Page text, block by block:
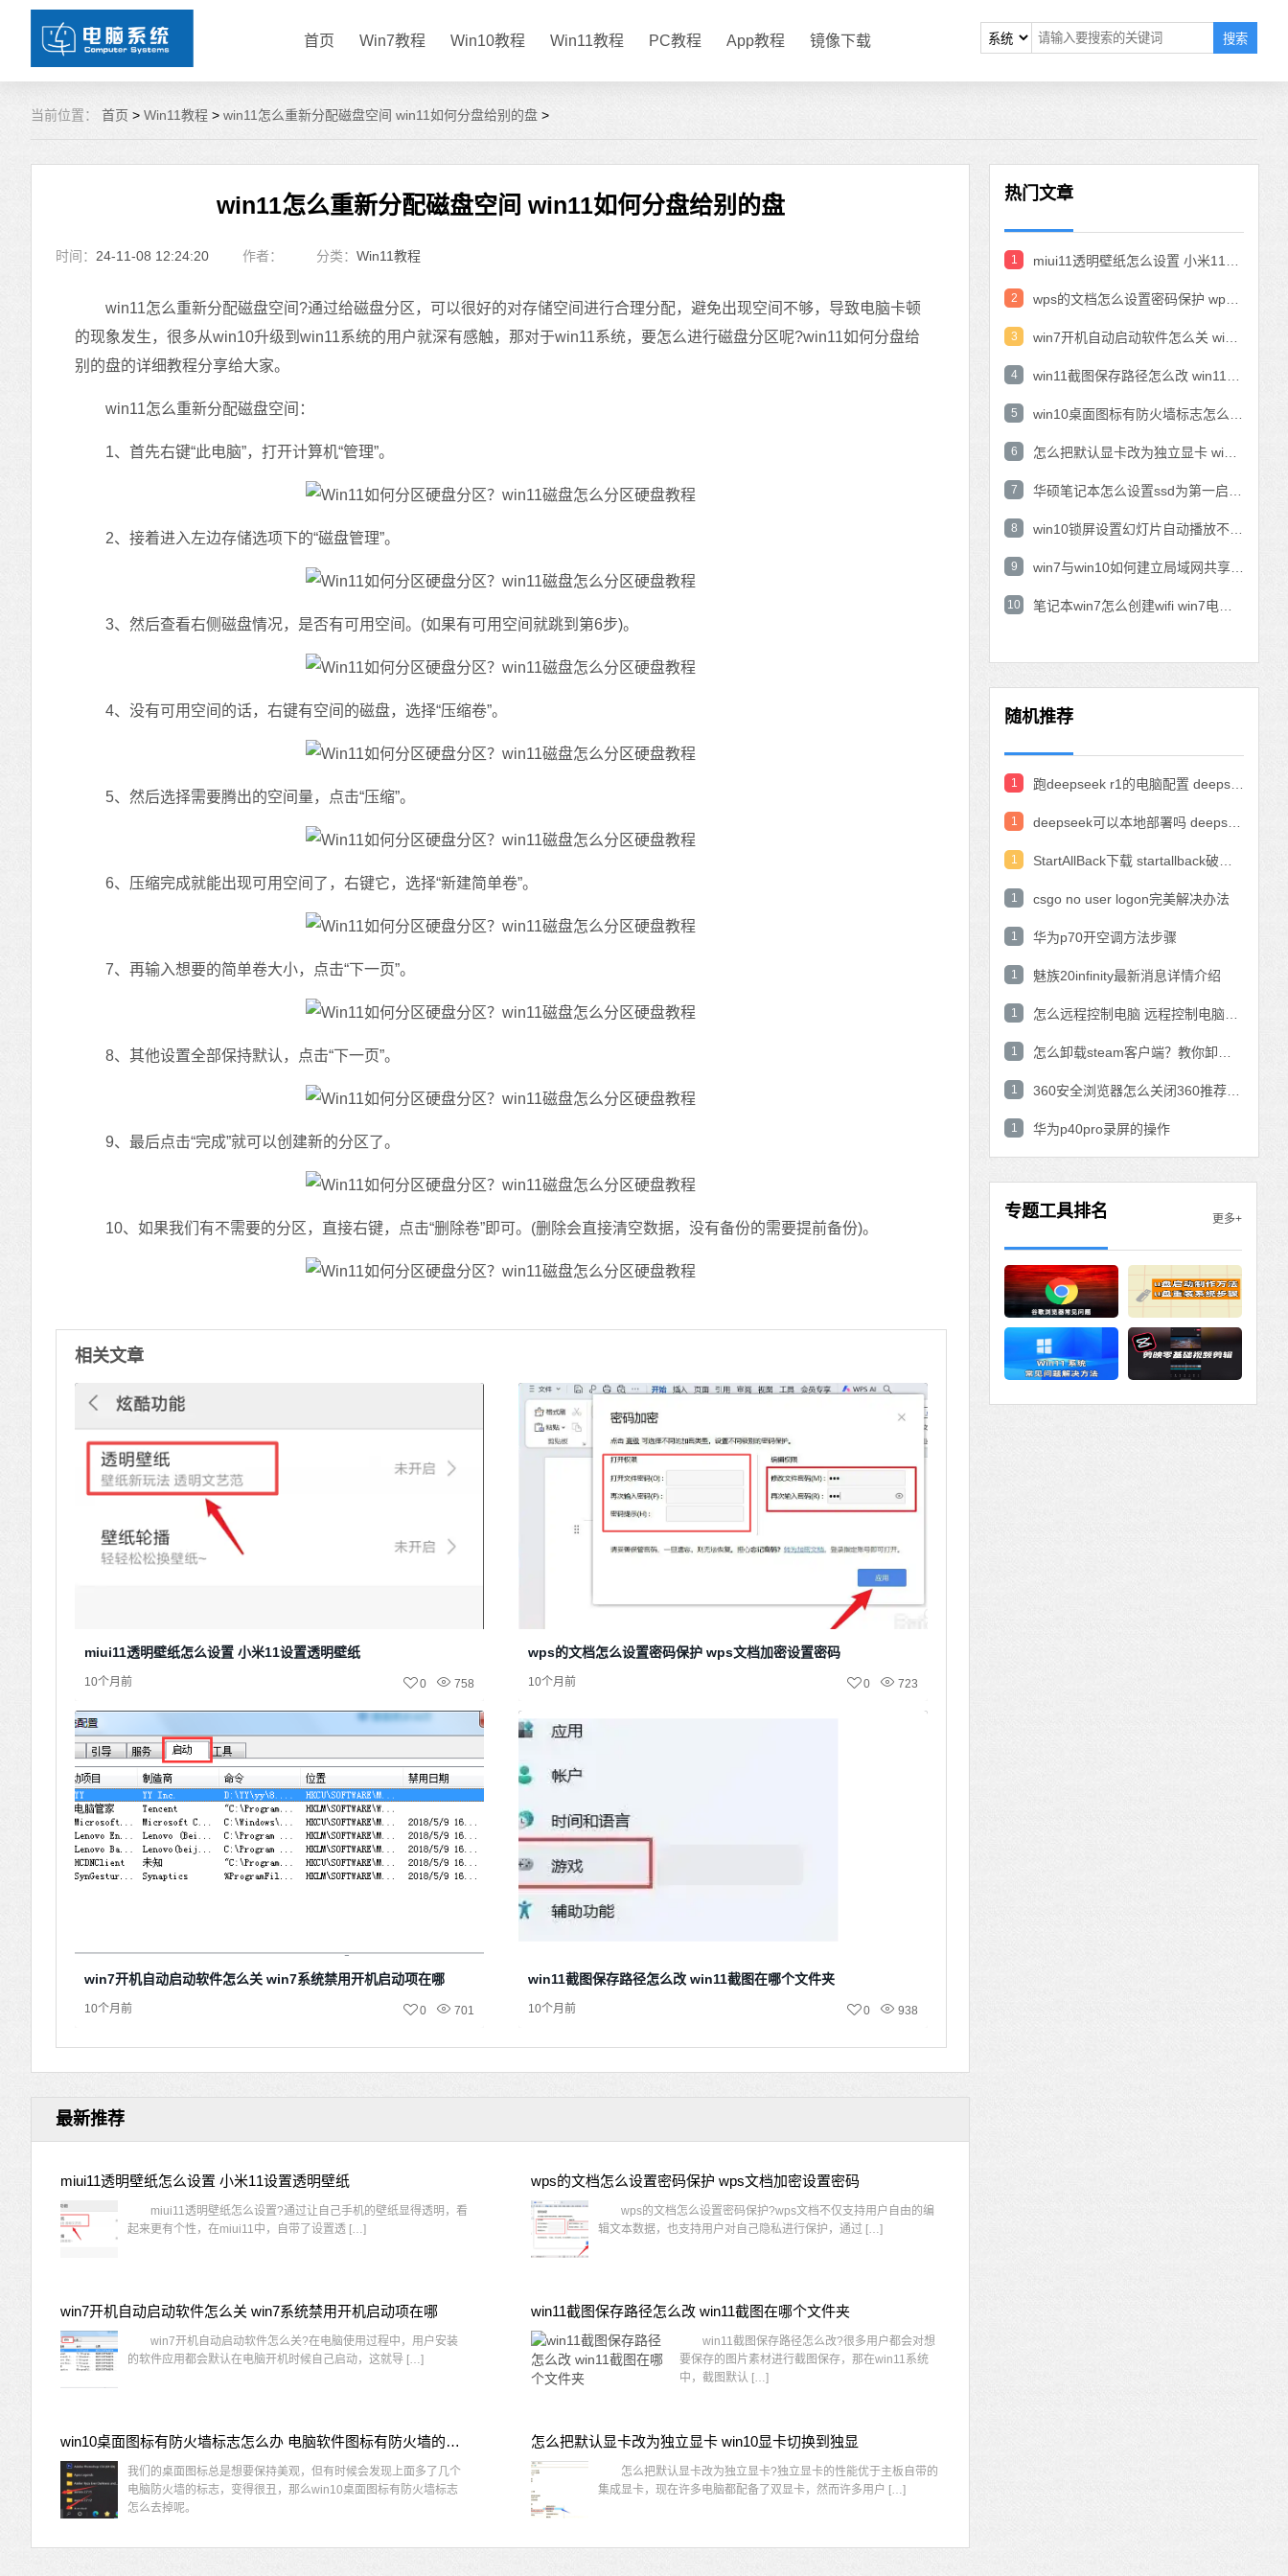
首页 Win7教程 Win10教程 Win11教程 PC教程 App教程 镜像下载 搜索
当前位置： 首页 > Win11教程 > win11怎么重新分配磁盘空间 win11如何分盘给别的盘 >
win11怎么重新分配磁盘空间 win11如何分盘给别的盘
时间： 24-11-08 12:24:20 作者： 分类： Win11教程
win11怎么重新分配磁盘空间?通过给磁盘分区，可以很好的对存储空间进行合理分配，避免出现空间不够，导致电脑卡顿
的现象发生，很多从win10升级到win11系统的用户就深有感触，那对于win11系统，要怎么进行磁盘分区呢?win11如何分盘给
别的盘的详细教程分享给大家。
win11怎么重新分配磁盘空间：
1、首先右键“此电脑”，打开计算机“管理”。
2、接着进入左边存储选项下的“磁盘管理”。
3、然后查看右侧磁盘情况，是否有可用空间。(如果有可用空间就跳到第6步)。
4、没有可用空间的话，右键有空间的磁盘，选择“压缩卷”。
5、然后选择需要腾出的空间量，点击“压缩”。
6、压缩完成就能出现可用空间了，右键它，选择“新建简单卷”。
7、再输入想要的简单卷大小，点击“下一页”。
8、其他设置全部保持默认，点击“下一页”。
9、最后点击“完成”就可以创建新的分区了。
10、如果我们有不需要的分区，直接右键，点击“删除卷”即可。(删除会直接清空数据，没有备份的需要提前备份)。
相关文章
miui11透明壁纸怎么设置 小米11设置透明壁纸
10个月前 758
0
wps的文档怎么设置密码保护 wps文档加密设置密码
10个月前 723
0
win7开机自动启动软件怎么关 win7系统禁用开机启动项在哪
10个月前 701
0
win11截图保存路径怎么改 win11截图在哪个文件夹
10个月前 938
0
最新推荐
miui11透明壁纸怎么设置 小米11设置透明壁纸
miui11透明壁纸怎么设置?通过让自己手机的壁纸显得透明，看
起来更有个性，在miui11中，自带了设置透 […]
wps的文档怎么设置密码保护 wps文档加密设置密码
wps的文档怎么设置密码保护?wps文档不仅支持用户自由的编
辑文本数据，也支持用户对自己隐私进行保护，通过 […]
win7开机自动启动软件怎么关 win7系统禁用开机启动项在哪
win7开机自动启动软件怎么关?在电脑使用过程中，用户安装
的软件应用都会默认在电脑开机时候自己启动，这就导 […]
win11截图保存路径怎么改 win11截图在哪个文件夹
win11截图保存路径怎么改?很多用户都会对想
要保存的图片素材进行截图保存，那在win11系统
中，截图默认 […]
win10桌面图标有防火墙标志怎么办 电脑软件图标有防火墙的小图标怎么去掉
我们的桌面图标总是想要保持美观，但有时候会发现上面多了几个
电脑防火墙的标志，变得很丑，那么win10桌面图标有防火墙标志
怎么去掉呢。
怎么把默认显卡改为独立显卡 win10显卡切换到独显
怎么把默认显卡改为独立显卡?独立显卡的性能优于主板自带的
集成显卡，现在许多电脑都配备了双显卡，然而许多用户 […]
热门文章
1
2
3
4
5
6
7
8
9
10
随机推荐
1
1
1
1 csgo no user logon完美解决办法
1 华为p70开空调方法步骤
1 魅族20infinity最新消息详情介绍
1
1
1
1 华为p40pro录屏的操作
专题工具排名 更多+